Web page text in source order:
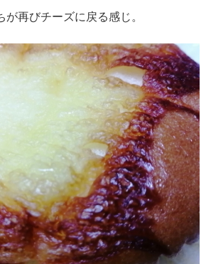
が再びチーズに戻る感じ。